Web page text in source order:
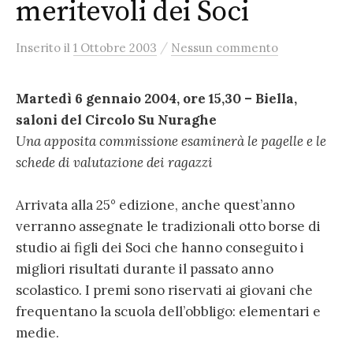
meritevoli dei Soci
Inserito il 1 Ottobre 2003 / Nessun commento
Martedì 6 gennaio 2004, ore 15,30 – Biella,
saloni del Circolo Su Nuraghe
Una apposita commissione esaminerà le pagelle e le
schede di valutazione dei ragazzi
Arrivata alla 25° edizione, anche quest’anno
verranno assegnate le tradizionali otto borse di
studio ai figli dei Soci che hanno conseguito i
migliori risultati durante il passato anno
scolastico. I premi sono riservati ai giovani che
frequentano la scuola dell’obbligo: elementari e
medie.